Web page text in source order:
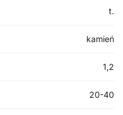
t.
kamień
1,2
20-40